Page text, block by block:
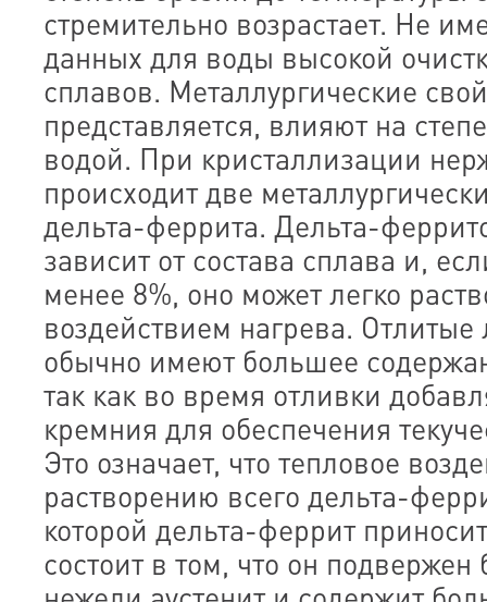
стремительно возрастает. Не
данных для воды высокой
сплавов. Металлургические
представляется, влияют на
водой. При кристаллизации
происходит две
дельта-феррита. Дельта-
зависит от состава сплава и,
менее 8%, оно может легко
воздействием нагрева. Отлитые
обычно имеют большее
так как во время отливки
кремния для обеспечения
Это означает, что тепловое
растворению всего дельта-
которой дельта-феррит
состоит в том, что он